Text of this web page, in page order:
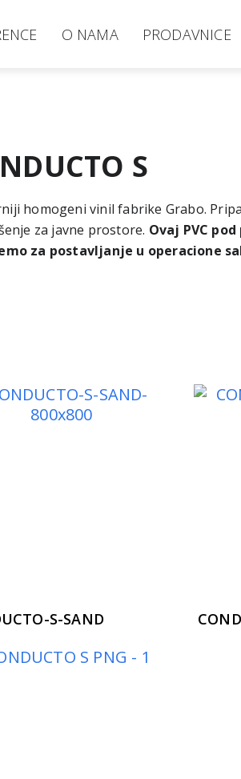
O NAMA PRODAVNICE
S
homogeni vinil fabrike Grabo.
za javne prostore. Ovaj PVC
za postavljanje u operacione
S-SAND